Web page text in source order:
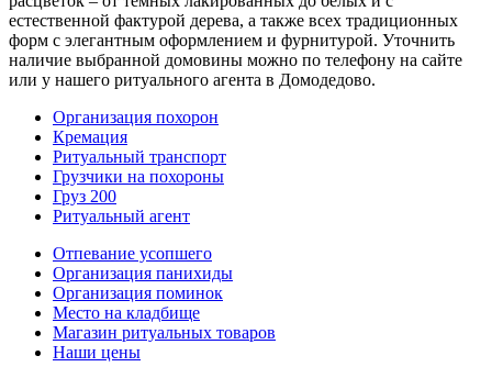
естественной фактурой дерева, а также всех традиционных
форм с элегантным оформлением и фурнитурой. Уточнить
наличие выбранной домовины можно по телефону на сайте
или у нашего ритуального агента в Домодедово.
Организация похорон
Кремация
Ритуальный транспорт
Грузчики на похороны
Груз 200
Ритуальный агент
Отпевание усопшего
Организация панихиды
Организация поминок
Место на кладбище
Магазин ритуальных товаров
Наши цены